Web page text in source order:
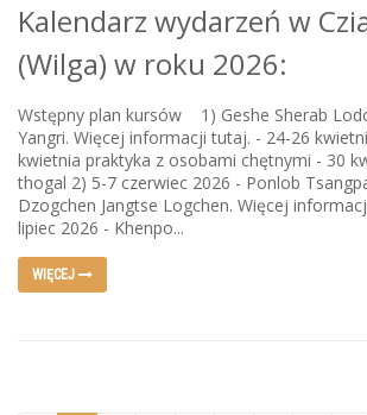
Kalendarz wydarzeń w
(Wilga) w roku 2026:
Wstępny plan kursów 1) Geshe Sherab
Yangri. Więcej informacji tutaj. - 24-26
kwietnia praktyka z osobami chętnymi - 30
thogal 2) 5-7 czerwiec 2026 - Ponlob
Dzogchen Jangtse Logchen. Więcej
lipiec 2026 - Khenpo...
WIĘCEJ